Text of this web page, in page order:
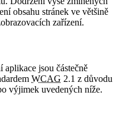
obsahu stránek ve většině
zařízení.
jsou částečně
WCAG 2.1 z důvodu
výjimek uvedených níže.